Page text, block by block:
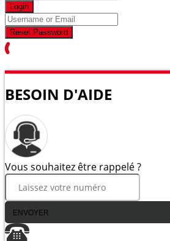
Login
Reset Password
BESOIN D'AIDE
Vous souhaitez être rappelé ?
ENVOYER